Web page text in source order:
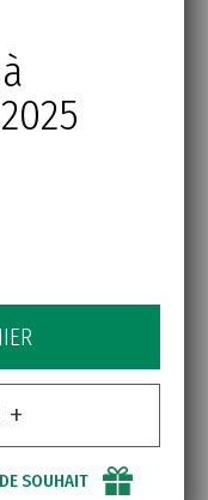
SOUHAIT